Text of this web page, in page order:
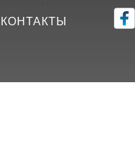
КОНТАКТЫ